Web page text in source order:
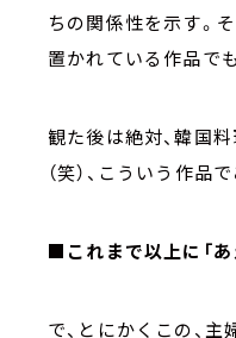
ちの関係性を示す。
置かれている作品で
観た後は絶対、韓国
（笑）、こういう作品
■これまで以上に「
で、とにかくこの、